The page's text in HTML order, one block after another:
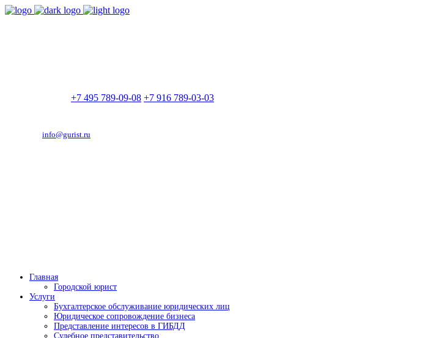
+7 495 789-09-08 +7 916 789-03-03
info@gurist.ru
Главная
Городской юрист
Услуги
Бухгалтерское обслуживание юридических лиц
Юридическое сопровождение бизнеса
Представление интересов в ГИБДД
Судебное представительство